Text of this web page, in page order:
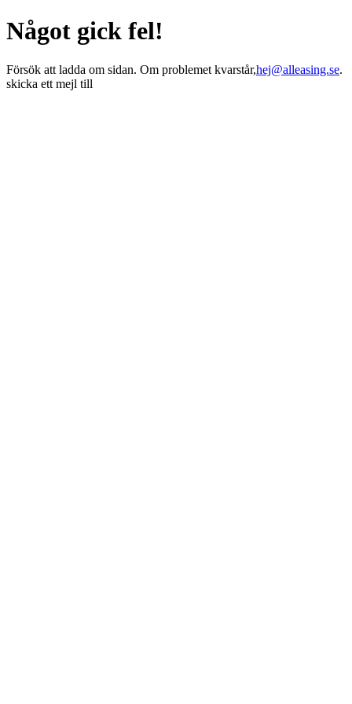
Något gick fel!
Försök att ladda om sidan. Om problemet kvarstår,hej@alleasing.se.
skicka ett mejl till